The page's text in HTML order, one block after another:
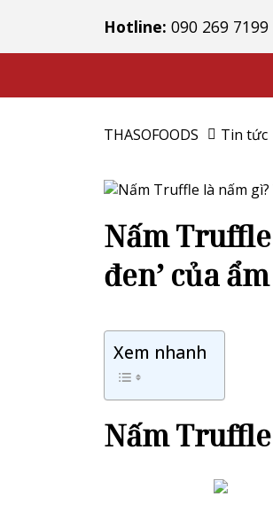
Hotline: 090 269 7199
THASOFOODS Tin tức
Nấm
đen’ của
Xem nhanh
Nấm